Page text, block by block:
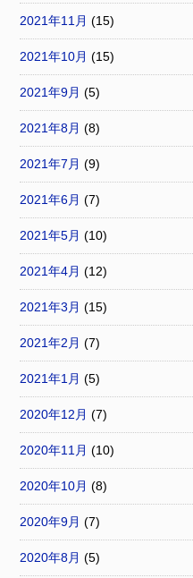
2021年11月 (15)
2021年10月 (15)
2021年9月 (5)
2021年8月 (8)
2021年7月 (9)
2021年6月 (7)
2021年5月 (10)
2021年4月 (12)
2021年3月 (15)
2021年2月 (7)
2021年1月 (5)
2020年12月 (7)
2020年11月 (10)
2020年10月 (8)
2020年9月 (7)
2020年8月 (5)